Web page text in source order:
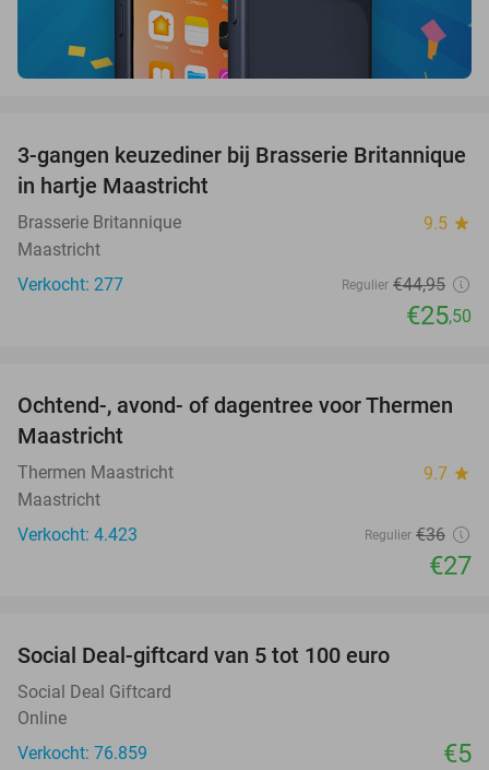
43%
3-gangen keuzediner bij Brasserie Britannique
in hartje Maastricht
Brasserie Britannique 9.5 star
Maastricht
Verkocht: 277
Regulier €44,95
€25,50
25%
Ochtend-, avond- of dagentree voor Thermen
Maastricht
Thermen Maastricht 9.7 star
Maastricht
Verkocht: 4.423
Regulier €36
€27
Social Deal-giftcard van 5 tot 100 euro
Social Deal Giftcard
Online
Verkocht: 76.859
€5